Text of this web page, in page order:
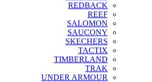
REDBACK
REEF
SALOMON
SAUCONY
SKECHERS
TACTIX
TIMBERLAND
TRAK
UNDER ARMOUR